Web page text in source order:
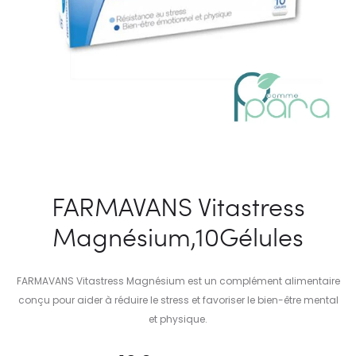
FARMAVANS Vitastress
Magnésium,10Gélules
FARMAVANS Vitastress Magnésium est un complément alimentaire
conçu pour aider à réduire le stress et favoriser le bien-être mental
et physique.